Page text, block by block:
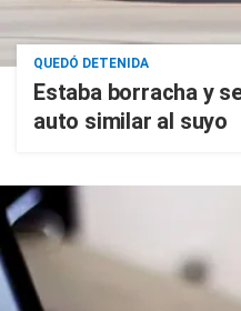
QUEDÓ DETENIDA
Estaba borracha y
auto similar al suyo